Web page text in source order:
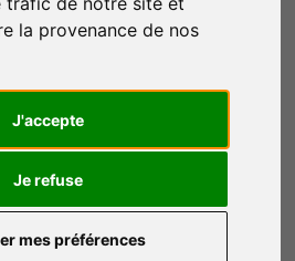
la provenance de nos
J'accepte
Je refuse
mes préférences